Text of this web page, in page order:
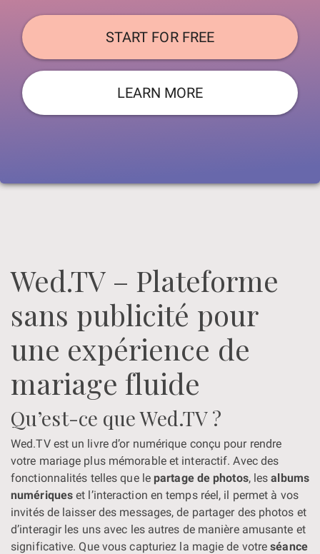
START FOR FREE
LEARN MORE
Wed.TV – Plateforme
sans publicité pour
une expérience de
mariage fluide
Qu’est-ce que Wed.TV ?
Wed.TV est un livre d’or numérique conçu pour rendre
votre mariage plus mémorable et interactif. Avec des
fonctionnalités telles que le partage de photos, lesalbums
numériques et l’interaction en temps réel, il permet à vos
invités de laisser des messages, de partager des photos et
d’interagir les uns avec les autres de manière amusante et
significative. Que vous capturiez la magie de votreséance